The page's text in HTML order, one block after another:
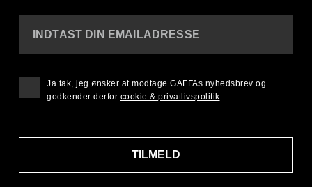
INDTAST DIN EMAILADRESSE
TILMELD
Ja tak, jeg ønsker at modtage GAFFAs nyhedsbrev og
godkender derfor cookie & privatlivspolitik.